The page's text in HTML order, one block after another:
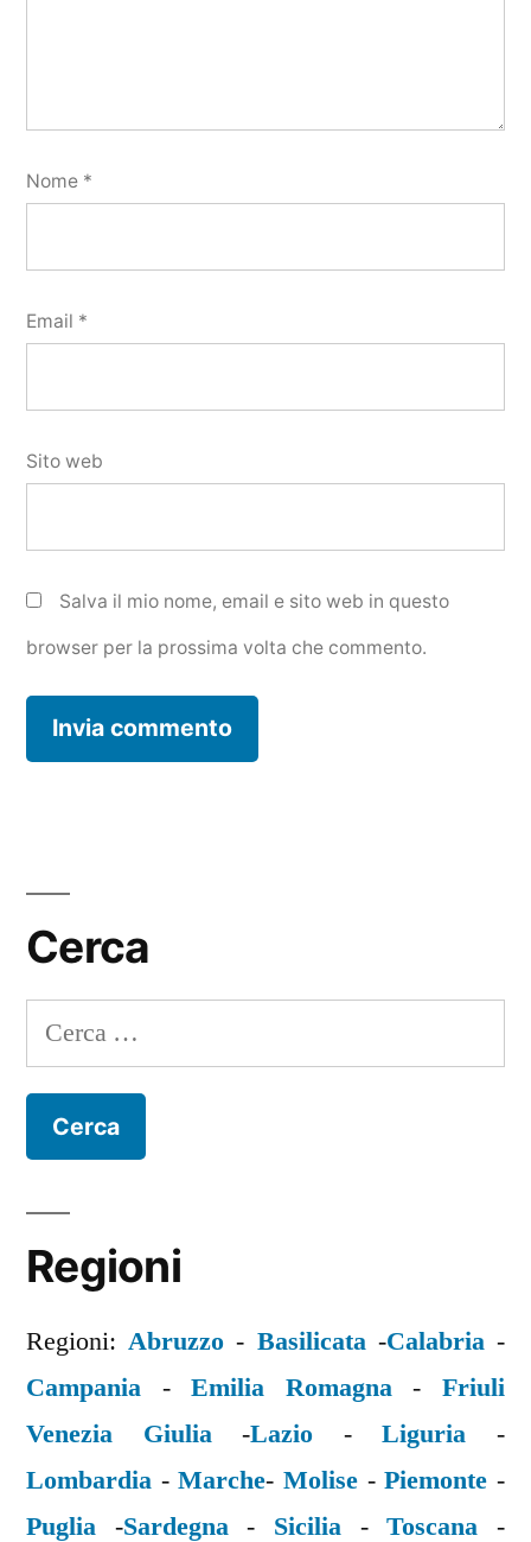
Nome *
Email *
Sito web
Salva il mio nome, email e sito web in questo
browser per la prossima volta che commento.
Cerca
Ricerca
per:
Regioni
Regioni:Abruzzo - Basilicata-Calabria-
Campania -Emilia Romagna-Friuli
Venezia Giulia-Lazio -Liguria -
Lombardia -Marche-Molise -Piemonte -
Puglia -Sardegna- Sicilia -Toscana -